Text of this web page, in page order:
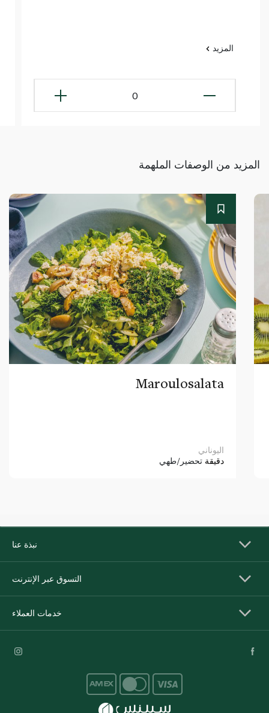
المزيد
0
المزيد من الوصفات الملهمة
Maroulosalata
اليوناني
دقيقة تحضير/طهي
نبذة عنا
التسوق عبر الإنترنت
خدمات العملاء